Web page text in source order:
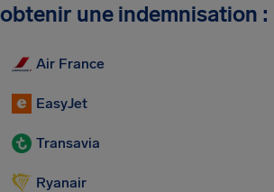
obtenir une indemnisation :
Air France
EasyJet
Transavia
Ryanair